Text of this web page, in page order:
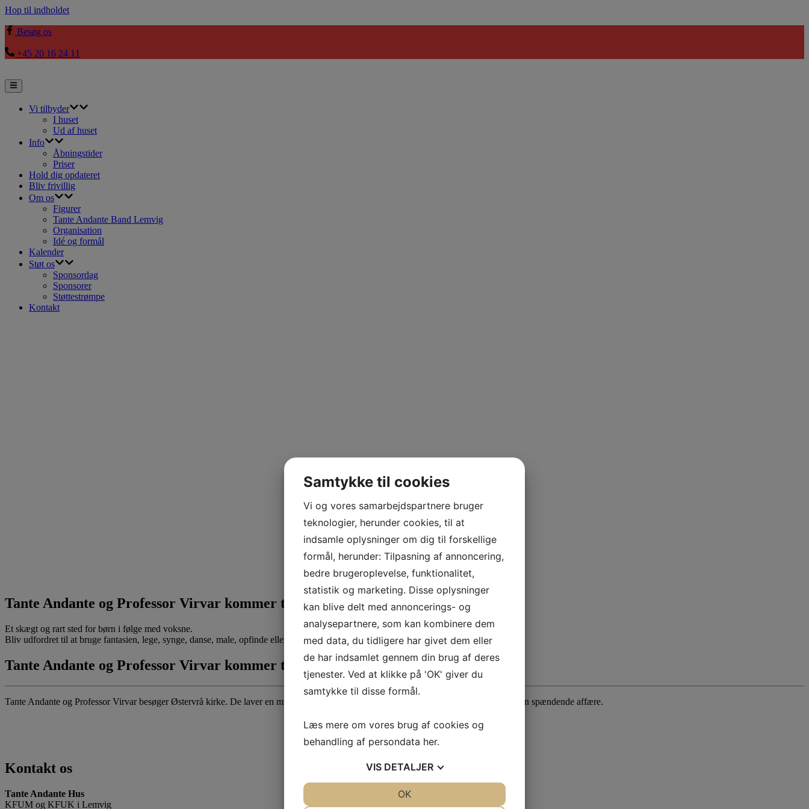
Hop til indholdet
Besøg os
+45 20 16 24 11
Vi tilbyder
I huset
Ud af huset
Info
Åbningstider
Priser
Hold dig opdateret
Bliv frivillig
Om os
Figurer
Tante Andante Band Lemvig
Organisation
Idé og formål
Kalender
Støt os
Sponsordag
Sponsorer
Støttestrømpe
Kontakt
Tante Andante og Professor Virvar kommer til Østervrå Kirke d. 7. april kl. 17.00
Et skægt og rart sted for børn i følge med voksne.
Bliv udfordret til at bruge fantasien, lege, synge, danse, male, opfinde eller fortælle historier.
Tante Andante og Professor Virvar kommer til Østervrå Kirke d. 7. april kl. 17.00
Tante Andante og Professor Virvar besøger Østervrå kirke. De laver en musisk bibelfortælling over påskens begivenheder, og det bliver en spændende affære.
Kontakt os
Tante Andante Hus
KFUM og KFUK i Lemvig
Samtykke til cookies
Vi og vores samarbejdspartnere bruger
teknologier, herunder cookies, til at
indsamle oplysninger om dig til forskellige
formål, herunder: Tilpasning af annoncering,
bedre brugeroplevelse, funktionalitet,
statistik og marketing. Disse oplysninger
kan blive delt med annoncerings- og
analysepartnere, som kan kombinere dem
med data, du tidligere har givet dem eller
de har indsamlet gennem din brug af deres
tjenester. Ved at klikke på 'OK' giver du
samtykke til disse formål.
Læs mere om vores brug af cookies og
behandling af persondata her.
VIS DETALJER
OK